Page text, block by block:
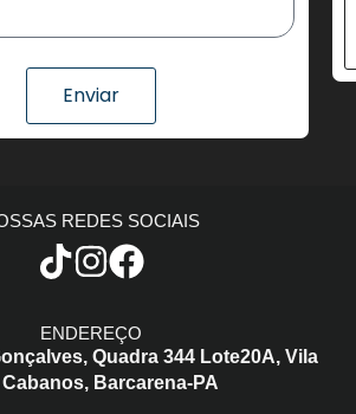
Enviar
ENDEREÇO
Quadra 344 Lote20A, Vila
Barcarena-PA
REDES SOCIAIS